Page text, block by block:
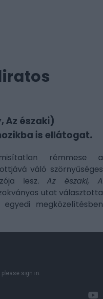
Az északi)
is ellátogat.
rémmese a
váló szörnyűséges
lesz. Az északi, A
utat választotta
megközelítésben